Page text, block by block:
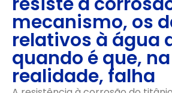
mecanismo, os
relativos à água
quando é que, na
realidade, falha